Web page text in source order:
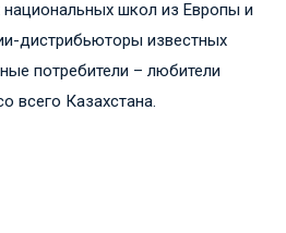
школ из Европы и
дистрибьюторы известных
потребители – любители
всего Казахстана.